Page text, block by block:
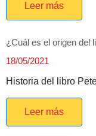
Leer más
¿Cuál es el origen del
18/05/2021
Historia del libro
Leer más